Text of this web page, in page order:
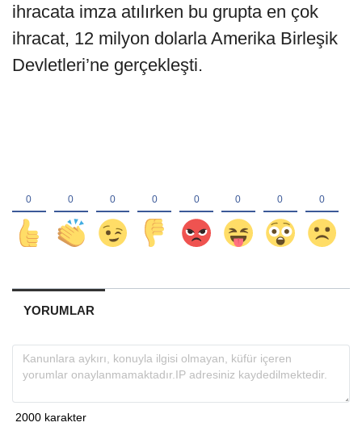
ihracata imza atılırken bu grupta en çok
ihracat, 12 milyon dolarla Amerika Birleşik
Devletleri’ne gerçekleşti.
YORUMLAR